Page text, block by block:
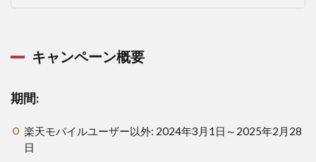
ンペ
1.1.1
1.1.3
キャンペーン概要
期間:
楽天モバイルユーザー以外: 2024年3月1日～2025年2月28
日